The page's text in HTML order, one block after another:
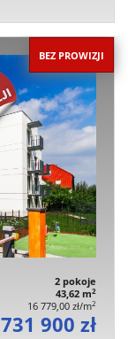
BEZ PROWIZJI
2 pokoje
43,62 m2
16 779,00 zł/m2
731 900 zł